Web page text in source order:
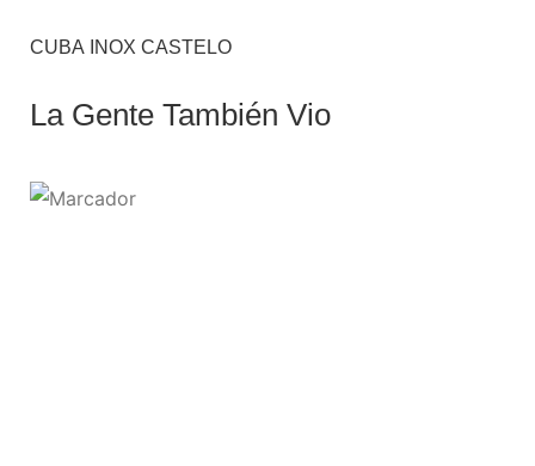
CUBA INOX CASTELO
La Gente También Vio